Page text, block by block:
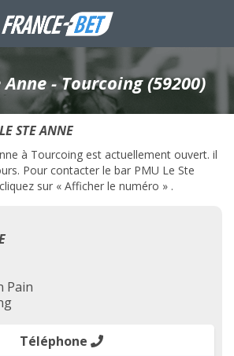
Anne - Tourcoing (59200)
STE ANNE
à Tourcoing est actuellement ouvert. il
Pour contacter le bar PMU Le Ste
sur « Afficher le numéro » .
Pain
Téléphone